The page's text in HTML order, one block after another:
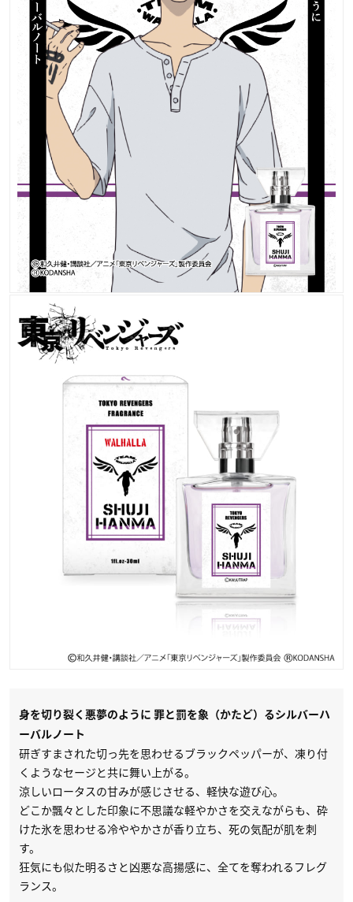
身を切り裂く悪夢のように 罪と罰を象（かたど）るシルバーハ
ーバルノート
研ぎすまされた切っ先を思わせるブラックペッパーが、凍り付
くようなセージと共に舞い上がる。
涼しいロータスの甘みが感じさせる、軽快な遊び心。
どこか飄々とした印象に不思議な軽やかさを交えながらも、砕
けた氷を思わせる冷ややかさが香り立ち、死の気配が肌を刺
す。
狂気にも似た明るさと凶悪な高揚感に、全てを奪われるフレグ
ランス。